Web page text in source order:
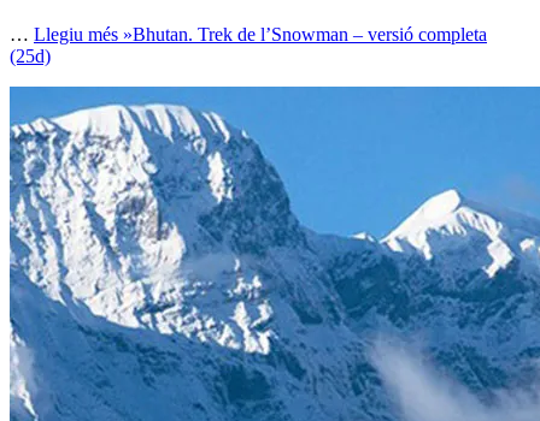
… Llegiu més »Bhutan. Trek de l’Snowman – versió completa
(25d)